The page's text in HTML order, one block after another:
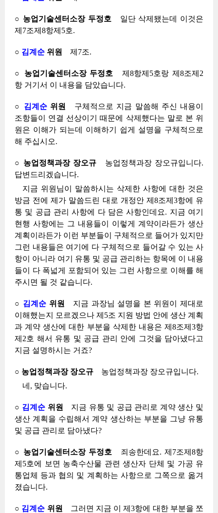
○ 농업기술센터소장 두정호
일단 삭제됐는데 이것은
제7조제8항제5호.
○ 김계순 위원 제7조.
○ 농업기술센터소장 두정호
제8항제5호랑 제8조제2
항 거기서 이 내용을 담았습니다.
○ 김계순위원
구체적으로 지금 말씀해 주신 내용이
조항들이 연결 선상이기 때문에 삭제했다는 말로 본 위
원은 이해가 되는데 이해하기 쉽게 설명을 구체적으로
해 주십시오.
○ 농업정책과장 장오규
농업정책과장 장오규입니다.
답변드리겠습니다.
지금 위원님이 말씀하시는 삭제한 사항에 대한 것은
방금 전에 제가 말씀드린 대로 개정안 제8조제3항에 유
통 및 공급 관리 사항에 다 담은 사항인데요. 지금 여기
현행 사항에는 그 내용들이 이렇게 계약이라든가 생산
계획이라든가 이런 부분들이 구체적으로 들어가 있지만
그런 내용들은 여기에 다 구체적으로 들어갈 수 있는 사
항이 아니라 여기 유통 및 공급 관리하는 항목에 이 내용
들이 다 폭넓게 포함되어 있는 그런 사항으로 이해를 해
주시면 될 것 같습니다.
○ 김계순 위원
지금 과장님 설명을 본 위원이 제대로
이해했는지 모르겠으나 제5조 지원 방법 안에 생산 계획
과 계약 생산에 대한 부분을 삭제한 내용은 제8조제3항
제2호 해서 유통 및 공급 관리 안에 그것을 담아냈다고
지금 설명하시는 거죠?
○ 농업정책과장 장오규
농업정책과장 장오규입니다.
네, 맞습니다.
○ 김계순 위원
지금 유통 및 공급 관리로 계약 생산 및
생산 계획을 수립해서 계약 생산하는 부분을 그냥 유통
및 공급 관리로 담아냈다?
○ 농업기술센터소장 두정호
죄송한데요. 제7조제8항
제5호에 보면 농축수산물 관련 생산자 단체 및 가공 유
통업체 등과 협의 및 계획하는 사항으로 그쪽으로 옮겨
졌습니다.
○ 김계순 위원
그러면 지금 이 제3항에 대한 부분을 쪼